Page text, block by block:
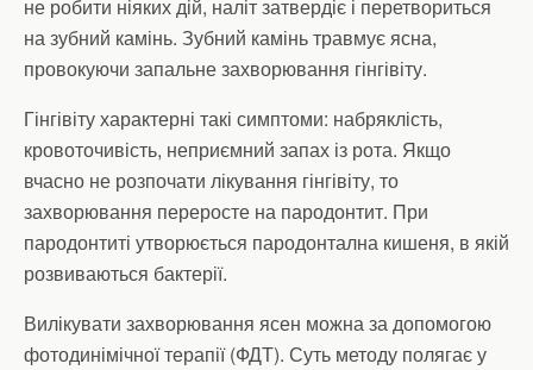
не робити ніяких дій, наліт затвердіє і перетвориться
на зубний камінь. Зубний камінь травмує ясна,
провокуючи запальне захворювання гінгівіту.
Гінгівіту характерні такі симптоми: набряклість,
кровоточивість, неприємний запах із рота. Якщо
вчасно не розпочати лікування гінгівіту, то
захворювання переросте на пародонтит. При
пародонтиті утворюється пародонтална кишеня, в якій
розвиваються бактерії.
Вилікувати захворювання ясен можна за допомогою
фотодинімічної терапії (ФДТ). Суть методу полягає у